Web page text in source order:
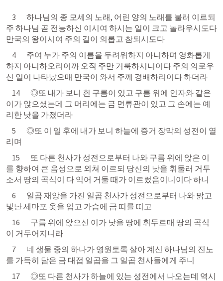
주 하나님 곧 전능하신 이시여 하시는 일이 크고 놀라우시도다
만국의 왕이시여 주의 길이 의롭고 참되시도다
하지 아니하오리이까 오직 주만 거룩하시니이다 주의 의로우
신 일이 나타났으매 만국이 와서 주께 경배하리이다 하더라
이가 앉으셨는데 그 머리에는 금 면류관이 있고 그 손에는 예
리한 낫을 가졌더라
리며
를 향하여 큰 음성으로 외쳐 이르되 당신의 낫을 휘둘러 거두
소서 땅의 곡식이 다 익어 거둘 때가 이르렀음이니이다 하니
빛난 세마포 옷을 입고 가슴에 금 띠를 띠고
이 거두어지니라
를 가득히 담은 금 대접 일곱을 그 일곱 천사들에게 주니